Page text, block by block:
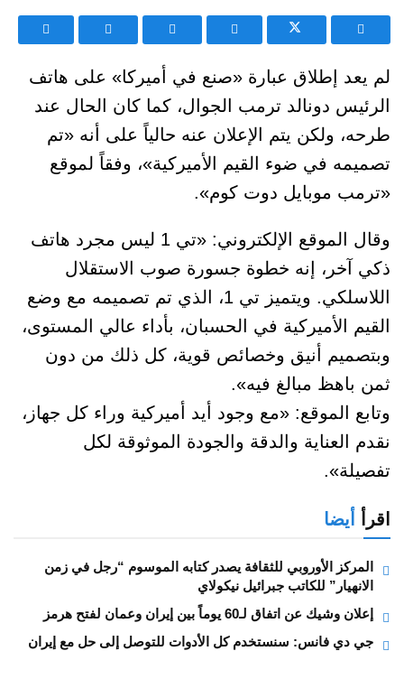
لم يعد إطلاق عبارة «صنع في أميركا» على هاتف
الرئيس دونالد ترمب الجوال، كما كان الحال عند
طرحه، ولكن يتم الإعلان عنه حالياً على أنه «تم
تصميمه في ضوء القيم الأميركية»، وفقاً لموقع
«ترمب موبايل دوت كوم».
وقال الموقع الإلكتروني: «تي 1 ليس مجرد هاتف
ذكي آخر، إنه خطوة جسورة صوب الاستقلال
اللاسلكي. ويتميز تي 1، الذي تم تصميمه مع وضع
القيم الأميركية في الحسبان، بأداء عالي المستوى،
وبتصميم أنيق وخصائص قوية، كل ذلك من دون
ثمن باهظ مبالغ فيه».
وتابع الموقع: «مع وجود أيد أميركية وراء كل جهاز،
نقدم العناية والدقة والجودة الموثوقة لكل
تفصيلة».
اقرأ أيضا
المركز الأوروبي للثقافة يصدر كتابه الموسوم “رجل في زمن
الانهيار” للكاتب جبرائيل نيكولاي
إعلان وشيك عن اتفاق لـ60 يوماً بين إيران وعمان لفتح هرمز
جي دي فانس: سنستخدم كل الأدوات للتوصل إلى حل مع إيران